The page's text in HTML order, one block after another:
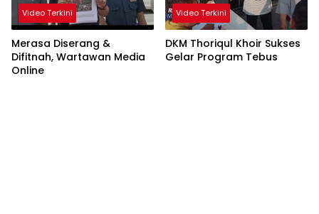
Video Terkini
Merasa Diserang &
Difitnah, Wartawan Media
Online
Video Terkini
DKM Thoriqul Khoir Sukses
Gelar Program Tebus